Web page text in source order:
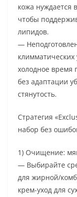
кожа нуждается
чтобы
липидов.
—
холодное время
без адаптации
стянутость.
Стратегия
набор без
1) Очищение:
— Выбирайте
для жирной/
крем-уход для